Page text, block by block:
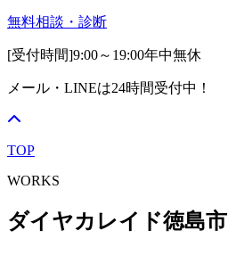
無料相談・診断
[受付時間]9:00～19:00年中無休
メール・LINEは24時間受付中！
TOP
WORKS
ダイヤカレイド徳島